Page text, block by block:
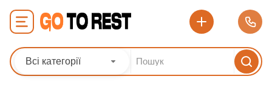
Всі категорії